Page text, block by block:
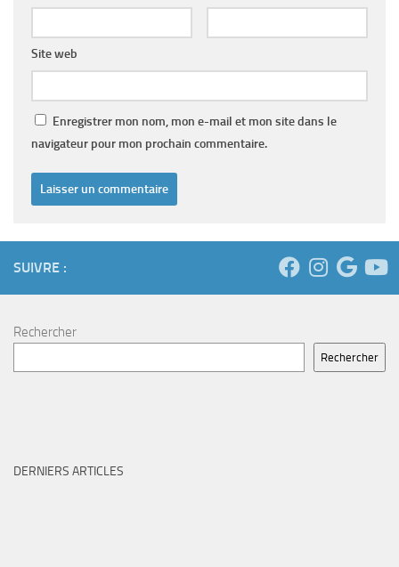
Site web
Enregistrer mon nom, mon e-mail et mon site dans le
navigateur pour mon prochain commentaire.
SUIVRE :
Rechercher
Rechercher
DERNIERS ARTICLES